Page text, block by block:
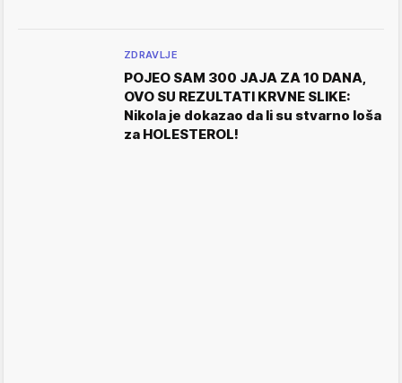
ZDRAVLJE
POJEO SAM 300 JAJA ZA 10 DANA,
OVO SU REZULTATI KRVNE SLIKE:
Nikola je dokazao da li su stvarno loša
za HOLESTEROL!